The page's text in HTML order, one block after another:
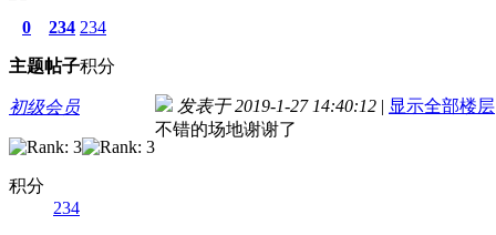
0
主题
234
帖子
234
积分
初级会员
积分
234
发表于 2019-1-27 14:40:12 | 显示全部楼层
不错的场地谢谢了